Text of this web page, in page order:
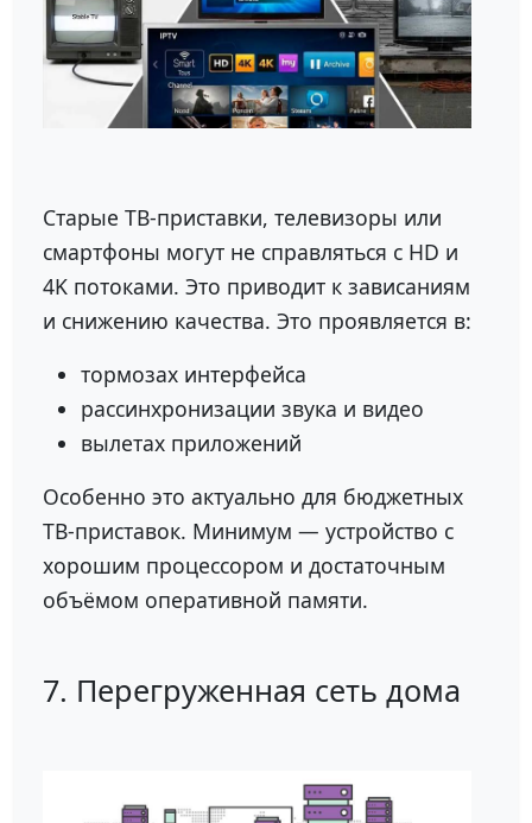
Старые ТВ-приставки, телевизоры или
смартфоны могут не справляться с HD и
4K потоками. Это приводит к зависаниям
и снижению качества. Это проявляется в:
тормозах интерфейса
рассинхронизации звука и видео
вылетах приложений
Особенно это актуально для бюджетных
ТВ-приставок. Минимум — устройство с
хорошим процессором и достаточным
объёмом оперативной памяти.
7. Перегруженная сеть дома